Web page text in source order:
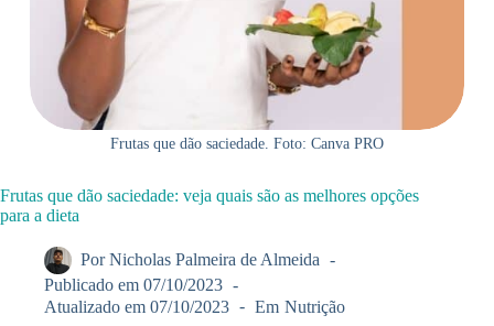
Frutas que dão saciedade. Foto: Canva PRO
Frutas que dão saciedade: veja quais são as melhores opções
para a dieta
Por Nicholas Palmeira de Almeida
Publicado em 07/10/2023
Atualizado em 07/10/2023 Em Nutrição